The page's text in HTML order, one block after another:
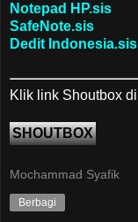
Notepad HP.sis
SafeNote.sis
Dedit Indonesia.sis
Klik link Shoutbox
SHOUTBOX
Mochammad Syafik
Berbagi